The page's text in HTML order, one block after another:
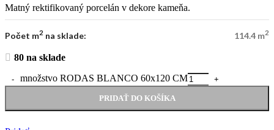
Matný rektifikovaný porcelán v dekore kameňa.
Počet m2 na sklade: 114.4 m2
80 na sklade
množstvo RODAS BLANCO 60x120 CM
PRIDAŤ DO KOŠÍKA